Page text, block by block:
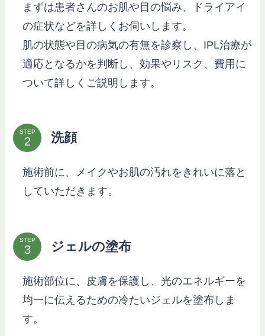
まずは患者さんのお肌や目の悩み、ドライアイ
の症状などを詳しくお伺いします。
肌の状態や目の病気の有無を診察し、IPL治療が
適応となるかを判断し、効果やリスク、費用に
ついて詳しくご説明します。
STEP 洗顔
施術前に、メイクやお肌の汚れをきれいに落と
していただきます。
STEP ジェルの塗布
施術部位に、皮膚を保護し、光のエネルギーを
均一に伝えるための冷たいジェルを塗布しま
す。